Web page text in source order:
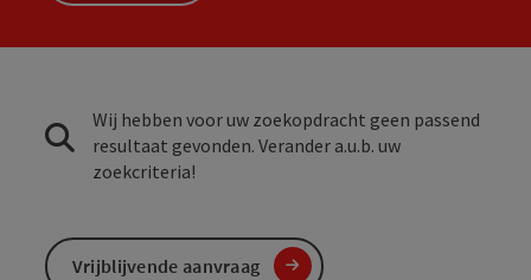
Wij hebben voor uw zoekopdracht geen passend
resultaat gevonden. Verander a.u.b. uw
zoekcriteria!
Vrijblijvende aanvraag